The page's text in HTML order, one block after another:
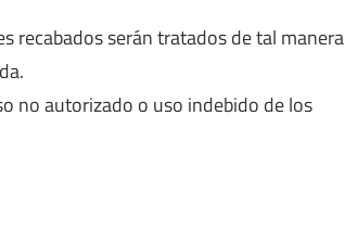
recabados serán tratados de tal manera
no autorizado o uso indebido de los